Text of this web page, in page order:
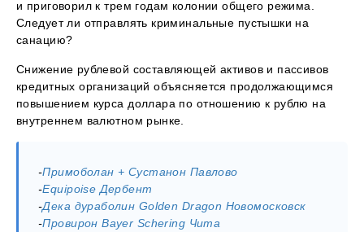
и приговорил к трем годам колонии общего режима.
Следует ли отправлять криминальные пустышки на
санацию?
Снижение рублевой составляющей активов и пассивов
кредитных организаций объясняется продолжающимся
повышением курса доллара по отношению к рублю на
внутреннем валютном рынке.
-Примоболан + Сустанон Павлово
-Equipoise Дербент
-Дека дураболин Golden Dragon Новомосковск
-Провирон Bayer Schering Чита